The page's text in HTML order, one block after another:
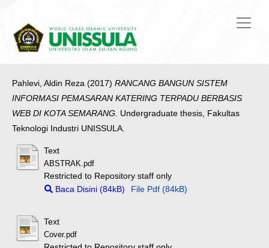
Pahlevi, Aldin Reza (2017) RANCANG BANGUN SISTEM
INFORMASI PEMASARAN KATERING TERPADU BERBASIS
WEB DI KOTA SEMARANG. Undergraduate thesis, Fakultas
Teknologi Industri UNISSULA.
Text
ABSTRAK.pdf
Restricted to Repository staff only
Baca Disini (84kB)
File Pdf (84kB)
Text
Cover.pdf